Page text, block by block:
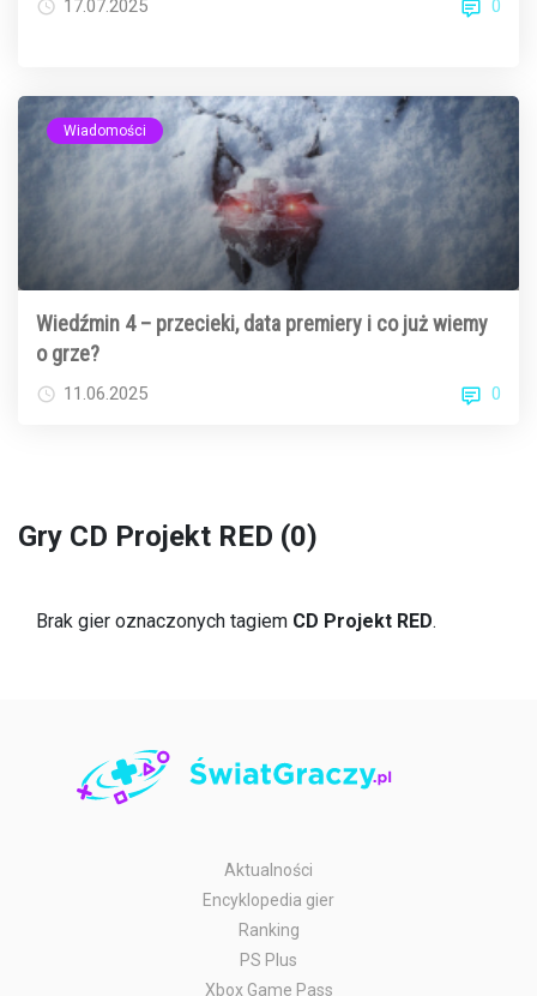
17.07.2025 0
Wiadomości
Wiedźmin 4 – przecieki, data premiery i co już wiemy
o grze?
11.06.2025 0
Gry CD Projekt RED (0)
Brak gier oznaczonych tagiem CD Projekt RED.
Aktualności
Encyklopedia gier
Ranking
PS Plus
Xbox Game Pass